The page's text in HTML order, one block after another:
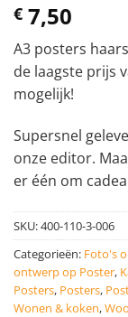
€ 7,50
A3 posters
de laagste prijs
mogelijk!
Supersnel
onze editor.
er één om
SKU:400-110-3-006
Categorieën: Foto's
ontwerp op Poster,
Posters, Posters,
Wonen & koken,